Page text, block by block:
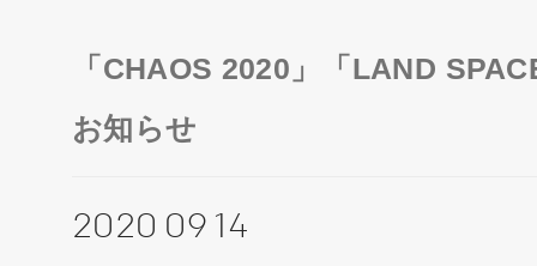
「CHAOS 2020」「LAND
お知らせ
2020 09 14